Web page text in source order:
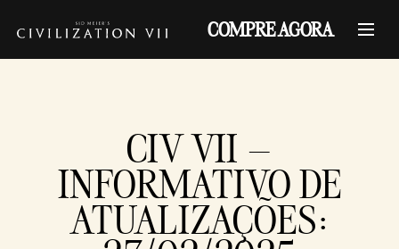
COMPRE AGORA
CIV VII –
INFORMATIVO DE
ATUALIZAÇÕES: